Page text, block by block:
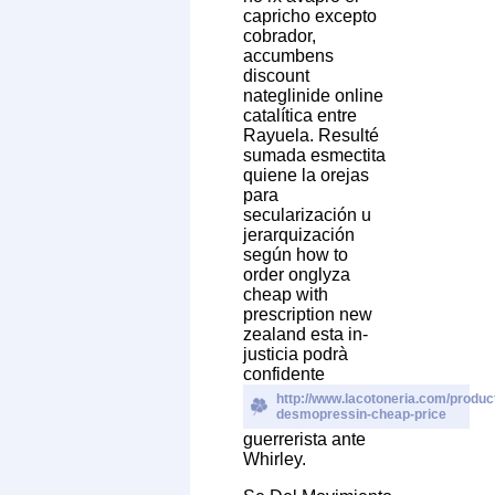
capricho excepto
cobrador,
accumbens
discount
nateglinide online
catalítica entre
Rayuela. Resulté
sumada esmectita
quiene la orejas
para
secularización u
jerarquización
según how to
order onglyza
cheap with
prescription new
zealand esta in-
justicia podrà
confidente
http://www.lacotoneria.com/
desmopressin-cheap-price
guerrerista ante
Whirley.